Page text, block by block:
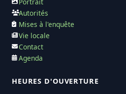
Autorités
Mises à l'enquête
Vie locale
Contact
Agenda
HEURES D'OUVERTURE